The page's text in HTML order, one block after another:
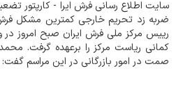
سایت اطلاع رسانی فرش ایرا - کارپتور
ضربه زد تحریم خارجی کمترین مشکل
رییس مرکز ملی فرش ایران صبح امروز در
کمانی ریاست مرکز را برعهده گرفت.
صمت در امور بازرگانی در این مراسم